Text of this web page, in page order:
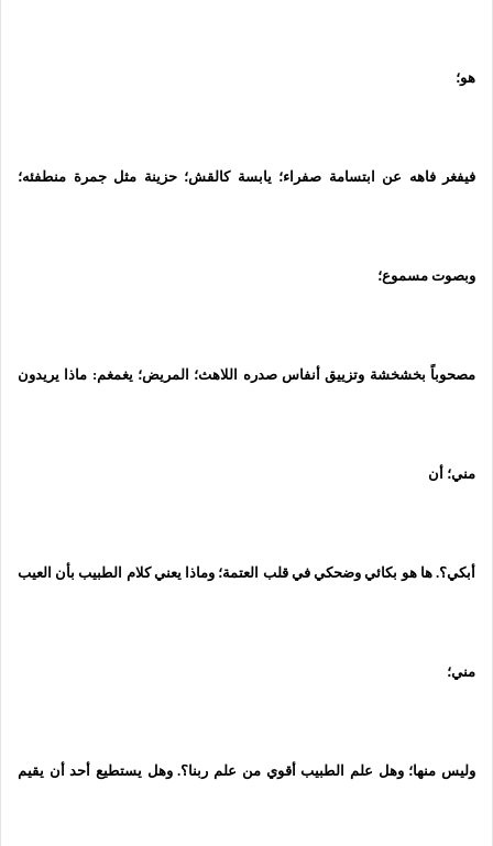
هو؛
فيفغر فاهه عن ابتسامة صفراء؛ يابسة كالقش؛ حزينة مثل جمرة منطفئه؛
وبصوت مسموع؛
مصحوباً بخشخشة وتزييق أنفاس صدره اللاهث؛ المريض؛ يغمغم: ماذا يريدون
مني؛ أن
أبكي؟. ها هو بكائي وضحكي في قلب العتمة؛ وماذا يعني كلام الطبيب بأن العيب
مني؛
وليس منها؛ وهل علم الطبيب أقوي من علم ربنا؟. وهل يستطيع أحد أن يقيم